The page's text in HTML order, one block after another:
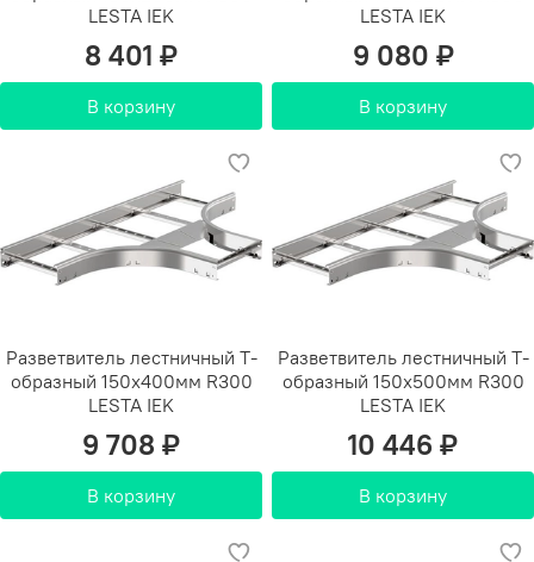
LESTA IEK
8 401 ₽
В корзину
LESTA IEK
9 080 ₽
В корзину
Разветвитель лестничный Т-
образный 150х400мм R300
LESTA IEK
9 708 ₽
В корзину
Разветвитель лестничный Т-
образный 150х500мм R300
LESTA IEK
10 446 ₽
В корзину